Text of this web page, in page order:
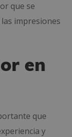
que se
impresiones
en
que
y